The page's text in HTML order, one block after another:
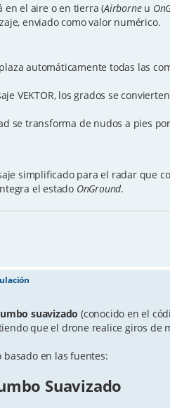
en el aire o en tierra (Airborneu
enviado como valor numérico.
automáticamente todas las
VEKTOR, los grados se
se transforma de nudos a pies
simplificado para el radar que
el estado OnGround.
suavizado (conocido en el
que el drone realice giros de
en las fuentes:
Suavizado